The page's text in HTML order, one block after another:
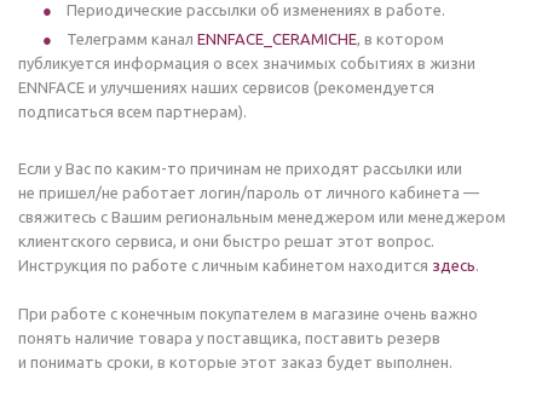
Периодические рассылки об изменениях в работе.
Телеграмм канал ENNFACE_CERAMICHE, в котором
публикуется информация о всех значимых событиях в жизни
ENNFACE и улучшениях наших сервисов (рекомендуется
подписаться всем партнерам).
Если у Вас по каким-то причинам не приходят рассылки или
не пришел/не работает логин/пароль от личного кабинета —
свяжитесь с Вашим региональным менеджером или менеджером
клиентского сервиса, и они быстро решат этот вопрос.
Инструкция по работе с личным кабинетом находится здесь.
При работе с конечным покупателем в магазине очень важно
понять наличие товара у поставщика, поставить резерв
и понимать сроки, в которые этот заказ будет выполнен.